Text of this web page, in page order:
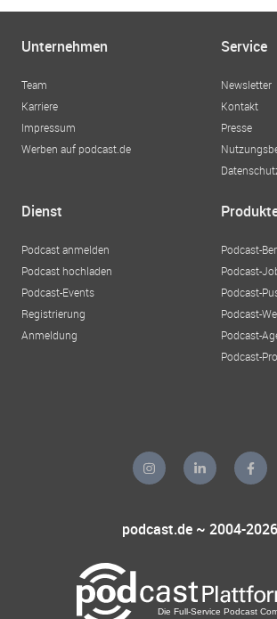
Unternehmen
Team
Karriere
Impressum
Werben auf podcast.de
Service
Newsletter
Kontakt
Presse
Dienst
Podcast anmelden
Podcast hochladen
Podcast-Events
Registrierung
Anmeldung
Podcast-
Podcast-
Podcast-
Podcast-
Podcast-
Podcast-
podcast.de ~ 2004-2026